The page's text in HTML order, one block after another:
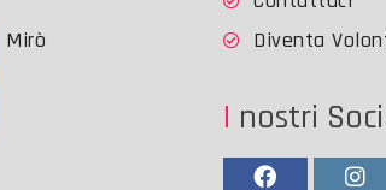
Mirò
Diventa
I nostri